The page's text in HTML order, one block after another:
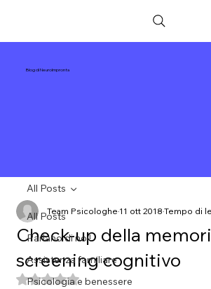
Blog di NeuroImpronta
All Posts
Parlano di noi!
Assistenza familiare
Psicologia e benessere
All Posts
Check-up della
screening cognitivo
Team Psicologhe11 ott 2018Tempo di
Valutazione NaN stelle su 5.